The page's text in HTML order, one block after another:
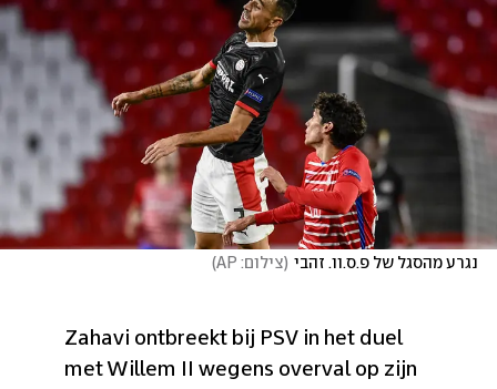
נגרע מהסגל של פ.ס.וו. זהבי (צילום: AP )
Zahavi ontbreekt bij PSV in het duel
met Willem II wegens overval op zijn